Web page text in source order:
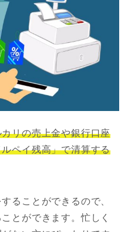
リの売上金や銀行口座
ペイ残高」で清算する
ることができるので、
とができます。忙しく